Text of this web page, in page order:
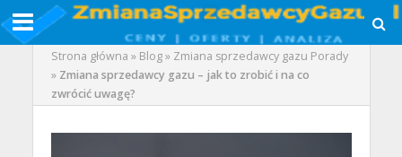
Strona główna » Blog» Zmiana sprzedawcy gazu Porady
» Zmiana sprzedawcy gazu – jak to zrobić i na co
zwrócić uwagę?